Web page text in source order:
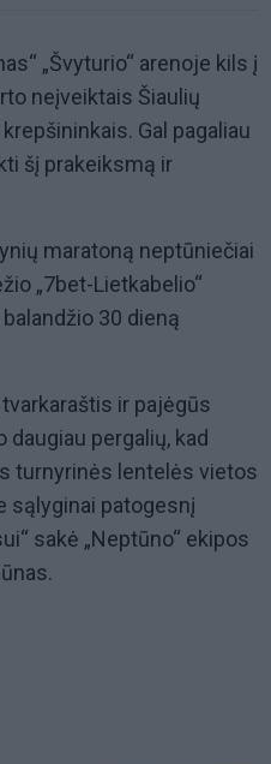
„Švyturio“ arenoje kils į
neįveiktais Šiaulių
Gal pagaliau
šį prakeiksmą ir
maratoną neptūniečiai
„7bet-Lietkabelio“
30 dieną
ir pajėgūs
pergalių, kad
turnyrinės lentelės vietos
sąlyginai patogesnį
sakė „Neptūno“ ekipos